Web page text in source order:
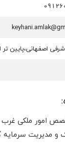
اصفهانی،پایین تر از
مدیریت